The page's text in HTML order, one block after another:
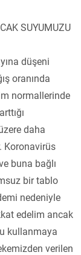
SUYUMUZU
düşeni
oranında
normallerinde
daha
Koronavirüs
buna bağlı
bir tablo
nedeniyle
edelim ancak
kullanmaya
verilen